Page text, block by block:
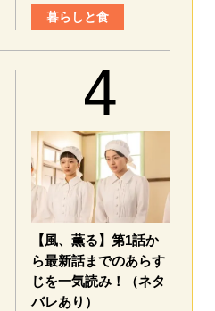
暮らしと食
【風、薫る】第1話か
ら最新話までのあらす
じを一気読み！（ネタ
バレあり）